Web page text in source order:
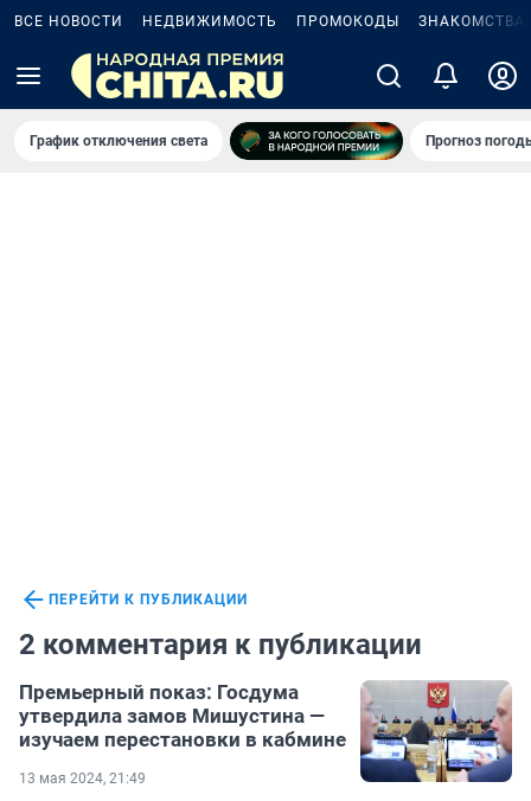
ВСЕ НОВОСТИ НЕДВИЖИМОСТЬ ПРОМОКОДЫ ЗНАКОМСТВА
График отключения света Прогноз
ПЕРЕЙТИ К ПУБЛИКАЦИИ
2 комментария к публикации
Премьерный показ: Госдума
утвердила замов Мишустина —
изучаем перестановки в кабмине
13 мая 2024, 21:49